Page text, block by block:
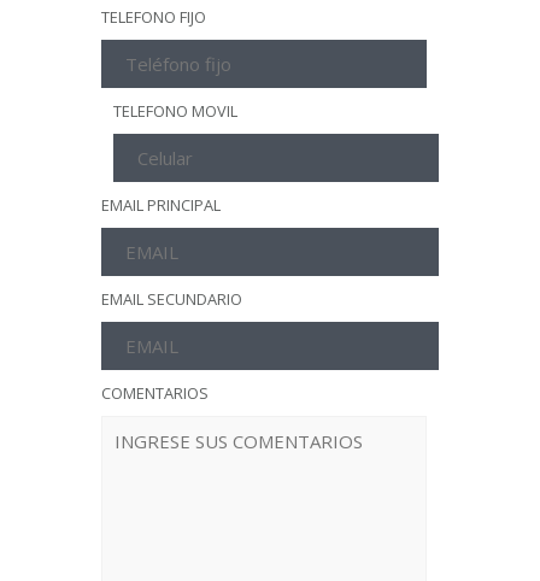
TELEFONO FIJO
TELEFONO MOVIL
EMAIL PRINCIPAL
EMAIL SECUNDARIO
COMENTARIOS